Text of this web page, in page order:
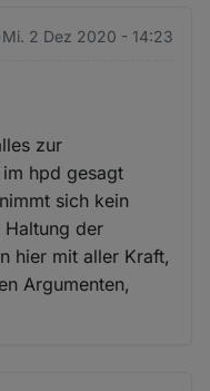
Mi. 2 Dez 2020 - 14:23
zur
hpd gesagt
sich kein
Haltung der
hier mit aller Kraft,
Argumenten,